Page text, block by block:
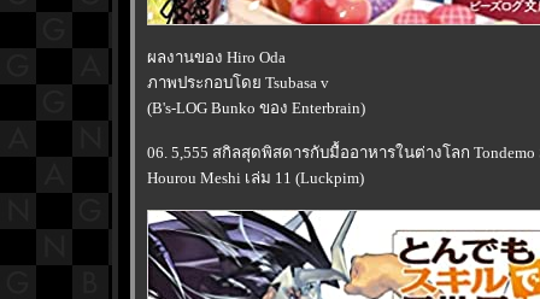
ผลงานของ Hiro Oda
ภาพประกอบโดย Tsubasa v
(B's-LOG Bunko ของ Enterbrain)
06. 5,555 สกิลสุดพิสดารกับมื้ออาหารในต่างโลก Tondemo
Hourou Meshi เล่ม 11 (Luckpim)